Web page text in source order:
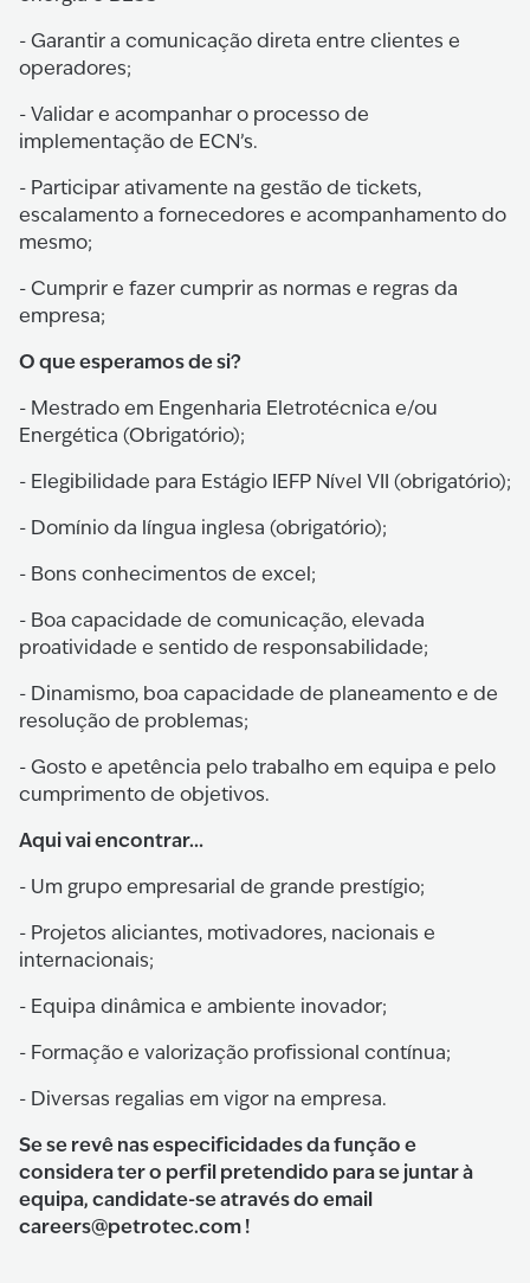
- Garantir a comunicação direta entre clientes e
operadores;
- Validar e acompanhar o processo de
implementação de ECN’s.
- Participar ativamente na gestão de tickets,
escalamento a fornecedores e acompanhamento do
mesmo;
- Cumprir e fazer cumprir as normas e regras da
empresa;
O que esperamos de si?
- Mestrado em Engenharia Eletrotécnica e/ou
Energética (Obrigatório);
- Elegibilidade para Estágio IEFP Nível VII (obrigatório);
- Domínio da língua inglesa (obrigatório);
- Bons conhecimentos de excel;
- Boa capacidade de comunicação, elevada
proatividade e sentido de responsabilidade;
- Dinamismo, boa capacidade de planeamento e de
resolução de problemas;
- Gosto e apetência pelo trabalho em equipa e pelo
cumprimento de objetivos.
Aqui vai encontrar…
- Um grupo empresarial de grande prestígio;
- Projetos aliciantes, motivadores, nacionais e
internacionais;
- Equipa dinâmica e ambiente inovador;
- Formação e valorização profissional contínua;
- Diversas regalias em vigor na empresa.
Se se revê nas especificidades da função e
considera ter o perfil pretendido para se juntar à
equipa, candidate-se através do email
careers@petrotec.com !